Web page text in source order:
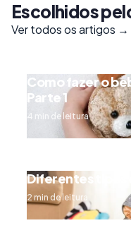
Escolhidos
Ver todos os artigos →
Como fazer o
Parte 1
4 min de leitura
Diferentes tipos
2 min de leitura